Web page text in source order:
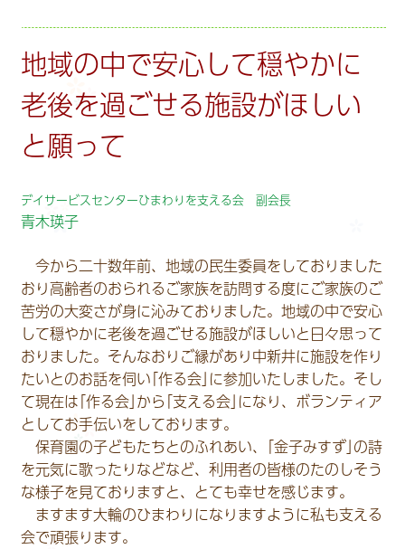
地域の中で安心して穏やかに
老後を過ごせる施設がほしい
と願って
デイサービスセンターひまわりを支える会 副会長
青木瑛子
今から二十数年前、地域の民生委員をしておりました
おり高齢者のおられるご家族を訪問する度にご家族のご
苦労の大変さが身に沁みておりました。地域の中で安心
して穏やかに老後を過ごせる施設がほしいと日々思って
おりました。そんなおりご縁があり中新井に施設を作り
たいとのお話を伺い｢作る会｣に参加いたしました。そし
て現在は｢作る会｣から｢支える会｣になり、ボランティア
としてお手伝いをしております。
保育園の子どもたちとのふれあい、｢金子みすず｣の詩
を元気に歌ったりなどなど、利用者の皆様のたのしそう
な様子を見ておりますと、とても幸せを感じます。
ますます大輪のひまわりになりますように私も支える
会で頑張ります。